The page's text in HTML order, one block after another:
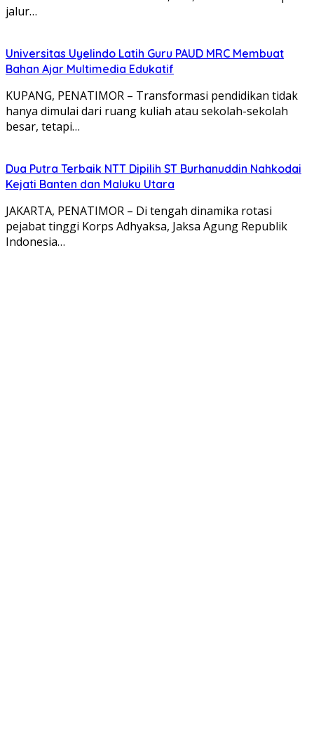
jalur…
Universitas Uyelindo Latih Guru PAUD MRC Membuat
Bahan Ajar Multimedia Edukatif
KUPANG, PENATIMOR – Transformasi pendidikan tidak
hanya dimulai dari ruang kuliah atau sekolah-sekolah
besar, tetapi…
Dua Putra Terbaik NTT Dipilih ST Burhanuddin Nahkodai
Kejati Banten dan Maluku Utara
JAKARTA, PENATIMOR – Di tengah dinamika rotasi
pejabat tinggi Korps Adhyaksa, Jaksa Agung Republik
Indonesia…